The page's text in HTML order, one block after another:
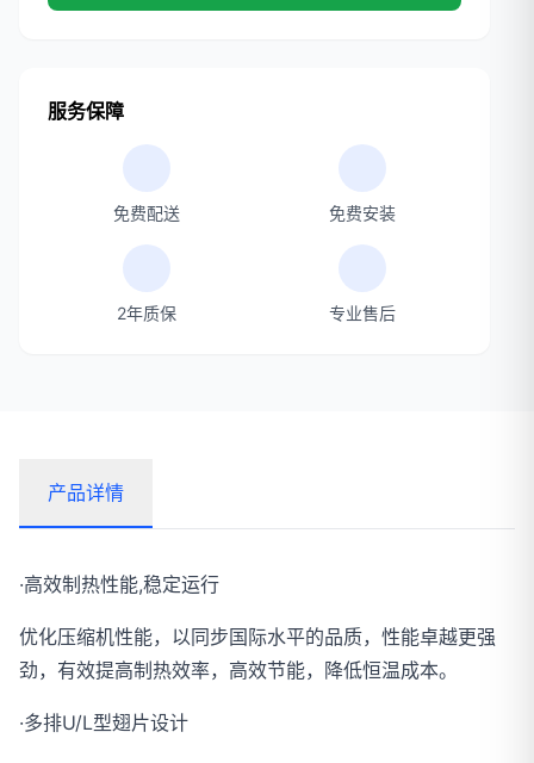
服务保障
免费配送 免费安装
2年质保 专业售后
产品详情
·高效制热性能,稳定运行
优化压缩机性能，以同步国际水平的品质，性能卓越更强
劲，有效提高制热效率，高效节能，降低恒温成本。
·多排U/L型翅片设计